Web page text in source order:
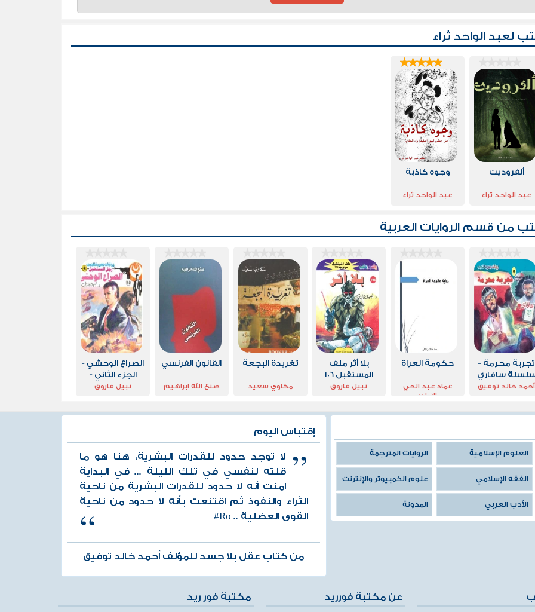
لعبد الواحد ثراء
ألفروديت
عبد الواحد ثراء
وجوه كاذبة
عبد الواحد ثراء
من قسم الروايات العربية
تجربة محرمة -
سافاري
أحمد خالد توفيق
حكومة العراة
عماد عبد الحي
الاطير
بلا أثر ملف
المستقبل 106
نبيل فاروق
تغريدة البجعة
مكاوي سعيد
القانون الفرنسي
صنع الله ابراهيم
الصراع الوحشي -
الجزء الثاني -
سلسلة رجل
نبيل فاروق
العلوم الإسلامية الروايات المترجمة
الفقه الإسلامي علوم الكمبيوتر والإنترنت
الأدب العربي المدونة
إقتباس اليوم
لا توجد حدود للقدرات البشرية، هنا هو ما
قلته لنفسي في تلك الليلة ... في البداية
آمنت أنه لا حدود للقدرات البشرية من ناحية
الثراء والنفوذ ثم اقتنعت بأنه لا حدود من ناحية
القوى العضلية .. Ro#
من كتاب عقل بلا جسد للمؤلف أحمد خالد توفيق
مكتبة فور ريد عن مكتبة فورريد